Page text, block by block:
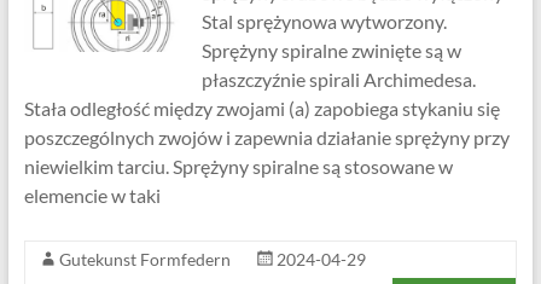
Stal sprężynowa wytworzony.
Sprężyny spiralne zwinięte są w
płaszczyźnie spirali Archimedesa.
Stała odległość między zwojami (a) zapobiega stykaniu się
poszczególnych zwojów i zapewnia działanie sprężyny przy
niewielkim tarciu. Sprężyny spiralne są stosowane w
elemencie w taki
Gutekunst Formfedern
2024-04-29